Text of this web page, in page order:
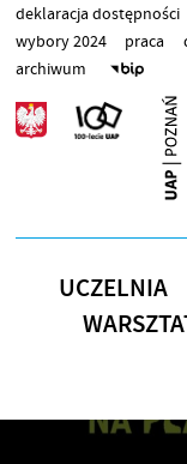
Przejdź do treści
deklaracja dostępności
wybory 2024
praca
archiwum
UCZELNIA